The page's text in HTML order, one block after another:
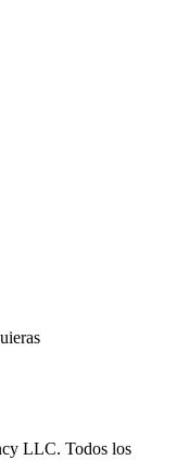
LLC. Todos los